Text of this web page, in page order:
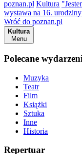
poznan.pl Kultura
wystawa na 16.
Wróć do poznan.pl
Kultura
Menu
Polecane
Muzyka
Teatr
Film
Książki
Sztuka
Inne
Historia
Repertuar